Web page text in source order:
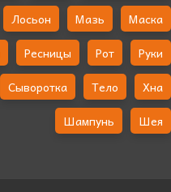
Лосьон Мазь
Маска
Ресницы Рот
Руки
Сыворотка Тело
Хна
Шампунь
Шея